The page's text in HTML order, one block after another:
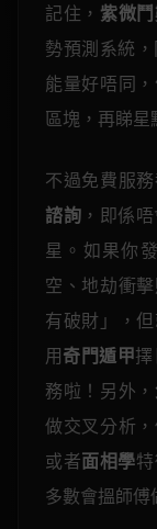
記住， 紫微
勢預測系統，
能量好唔同
區塊，再睇星
不過免費服
諮詢 ，即係
星。如果你
空、地劫衝
有破財」，
用奇門遁甲
務啦！另外，
做交叉分析
或者面相學
多數會搵師傅